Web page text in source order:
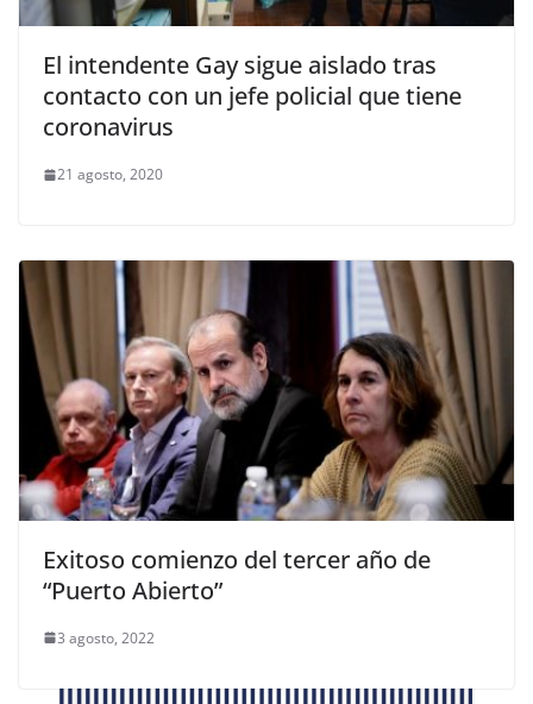
El intendente Gay sigue aislado tras
contacto con un jefe policial que tiene
coronavirus
21 agosto, 2020
Exitoso comienzo del tercer año de
“Puerto Abierto”
3 agosto, 2022